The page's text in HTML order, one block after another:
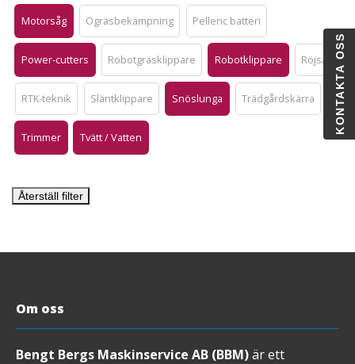
Motorsåg Ogräsbekämpning Pellenc batteri
Power-cutters Robotgräsklippare Robotklippare Röjsåg
RTK-teknik Släntklippare Snöslunga Trädgårdskärra
Trimmer Tvätt / Vatten
Återställ filter
Om oss
Bengt Bergs Maskinservice AB (BBM)är ett
KONTAKTA OSS